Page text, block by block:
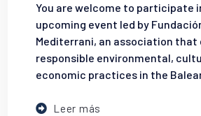
You are welcome to participate
upcoming event led by
Mediterrani, an association that
responsible environmental,
economic practices in the
Leer más